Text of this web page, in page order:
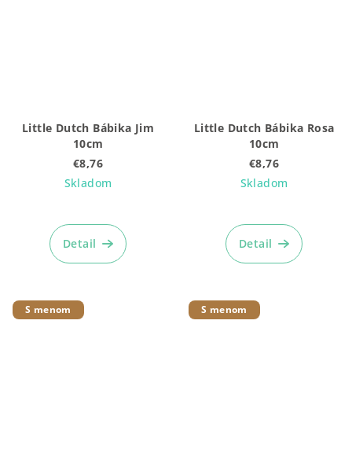
Little Dutch Bábika Jim
10cm
€8,76
Skladom
Detail
Little Dutch Bábika Rosa
10cm
€8,76
Skladom
hodnotenie
produktu
Detail
S menom S menom